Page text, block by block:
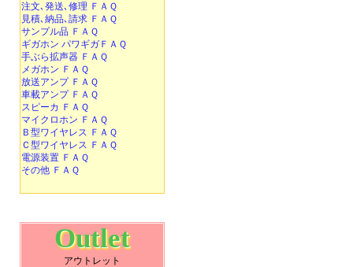
注文､発送､修理 ＦＡＱ
見積､納品､請求 ＦＡＱ
サンプル品 ＦＡＱ
ギガホン パワギガＦＡＱ
手ぶら拡声器 ＦＡＱ
メガホン ＦＡＱ
放送アンプ ＦＡＱ
車載アンプ ＦＡＱ
スピーカ ＦＡＱ
マイクロホン ＦＡＱ
Ｂ型ワイヤレス ＦＡＱ
Ｃ型ワイヤレス ＦＡＱ
電源装置 ＦＡＱ
その他 ＦＡＱ
Outlet
アウトレット